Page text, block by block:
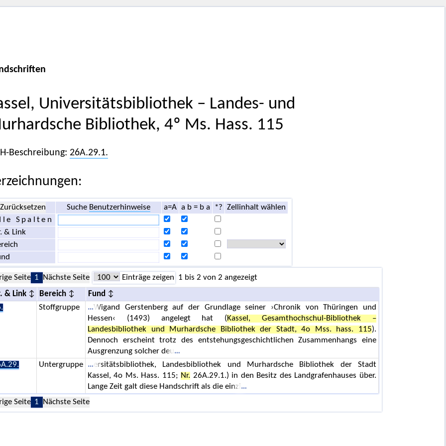
Universitätsbibliothek – Landes- und
Bibliothek, 4º Ms. Hass. 115
Beschreibung: 26A.29.1.
Zurücksetzen Suche Benutzerhinweise a=A a b = b a *?
Zellinhalt wählen
Spalten
& Link
Seite 1 Nächste Seite Einträge zeigen 1 bis 2 von 2 angezeigt
& Link Bereich
Fund
Stoffgruppe
Wigand Gerstenberg auf der Grundlage seiner ›Chronik von Thüringen und
Hessen‹ (1493) angelegt hat (Kassel, Gesamthochschul-Bibliothek –
Landesbibliothek und Murhardsche Bibliothek der Stadt, 4o Mss. hass. 115).
Dennoch erscheint trotz des entstehungsgeschichtlichen Zusammenhangs eine
Ausgrenzung solcher deu
Untergruppe
ersitätsbibliothek, Landesbibliothek und Murhardsche Bibliothek der Stadt
Kassel, 4o Ms. Hass. 115; Nr. 26A.29.1.) in den Besitz des Landgrafenhauses über.
Lange Zeit galt diese Handschrift als die einzi
Seite 1 Nächste Seite